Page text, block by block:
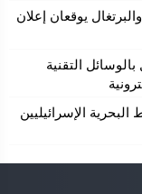
المغرب والبرتغال يوقعان إعلان
التقنية
الإسرائيليين